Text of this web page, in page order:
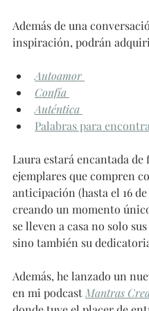
Además de una
inspiración, podrán
Autoamor
Confía
Auténtica
Palabras para
Laura estará encantada
ejemplares que compren
anticipación (hasta el 16
creando un momento
se lleven a casa no solo
sino también su
Además, he lanzado un
en mi podcast Mantras